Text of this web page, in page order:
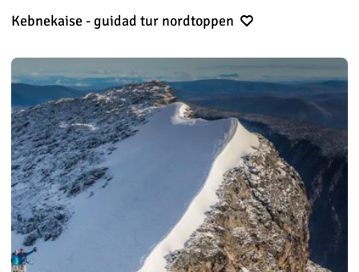
Kebnekaise - guidad tur nordtoppen